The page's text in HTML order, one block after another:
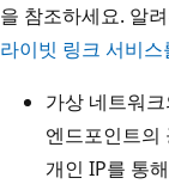
을 참조하세요. 알
라이빗 링크 서비
가상 네트워
엔드포인트의
개인 IP를 통